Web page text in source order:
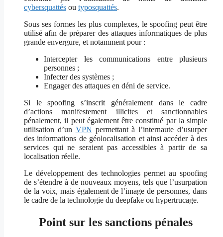
cybersquattés ou typosquattés.
Sous ses formes les plus complexes, le spoofing peut être
utilisé afin de préparer des attaques informatiques de plus
grande envergure, et notamment pour :
Intercepter les communications entre plusieurs
personnes ;
Infecter des systèmes ;
Engager des attaques en déni de service.
Si le spoofing s’inscrit généralement dans le cadre
d’actions manifestement illicites et sanctionnables
pénalement, il peut également être constitué par la simple
utilisation d’un VPN permettant à l’internaute d’usurper
des informations de géolocalisation et ainsi accéder à des
services qui ne seraient pas accessibles à partir de sa
localisation réelle.
Le développement des technologies permet au spoofing
de s’étendre à de nouveaux moyens, tels que l’usurpation
de la voix, mais également de l’image de personnes, dans
le cadre de la technologie du deepfake ou hypertrucage.
Point sur les sanctions pénales